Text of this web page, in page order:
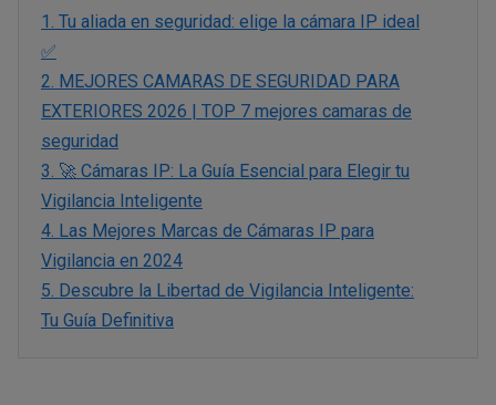
1. Tu aliada en seguridad: elige la cámara IP ideal
✅
2. MEJORES CAMARAS DE SEGURIDAD PARA
EXTERIORES 2026 | TOP 7 mejores camaras de
seguridad
3. 🚀 Cámaras IP: La Guía Esencial para Elegir tu
Vigilancia Inteligente
4. Las Mejores Marcas de Cámaras IP para
Vigilancia en 2024
5. Descubre la Libertad de Vigilancia Inteligente:
Tu Guía Definitiva